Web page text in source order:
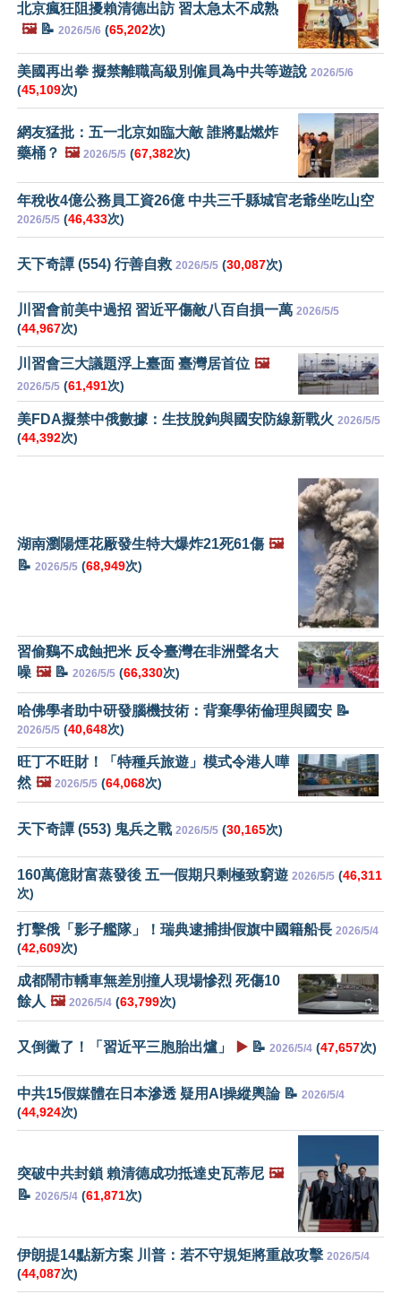
北京瘋狂阻擾賴清德出訪 習太急太不成熟
🖼️📝 2026/5/6 (65,202次)
美國再出拳 擬禁離職高級別僱員為中共等遊說 2026/5/6
(45,109次)
網友猛批：五一北京如臨大敵 誰將點燃炸
藥桶？ 🖼️ 2026/5/5 (67,382次)
年稅收4億公務員工資26億 中共三千縣城官老爺坐吃山空
2026/5/5 (46,433次)
天下奇譚 (554) 行善自救 2026/5/5 (30,087次)
川習會前美中過招 習近平傷敵八百自損一萬 2026/5/5
(44,967次)
川習會三大議題浮上臺面 臺灣居首位 🖼️
2026/5/5 (61,491次)
美FDA擬禁中俄數據：生技脫鉤與國安防線新戰火 2026/5/5
(44,392次)
湖南瀏陽煙花厰發生特大爆炸21死61傷 🖼️
📝 2026/5/5 (68,949次)
習偷鷄不成蝕把米 反令臺灣在非洲聲名大
噪 🖼️📝 2026/5/5 (66,330次)
哈佛學者助中研發腦機技術：背棄學術倫理與國安 📝
2026/5/5 (40,648次)
旺丁不旺財！「特種兵旅遊」模式令港人嘩
然 🖼️ 2026/5/5 (64,068次)
天下奇譚 (553) 鬼兵之戰 2026/5/5 (30,165次)
160萬億財富蒸發後 五一假期只剩極致窮遊 2026/5/5 (46,311
次)
打擊俄「影子艦隊」！瑞典逮捕掛假旗中國籍船長 2026/5/4
(42,609次)
成都鬧市轎車無差別撞人現場慘烈 死傷10
餘人 🖼️ 2026/5/4 (63,799次)
又倒黴了！「習近平三胞胎出爐」 ▶️ 📝 2026/5/4 (47,657次)
中共15假媒體在日本滲透 疑用AI操縱輿論 📝 2026/5/4
(44,924次)
突破中共封鎖 賴清德成功抵達史瓦蒂尼 🖼️
📝 2026/5/4 (61,871次)
伊朗提14點新方案 川普：若不守規矩將重啟攻擊 2026/5/4
(44,087次)